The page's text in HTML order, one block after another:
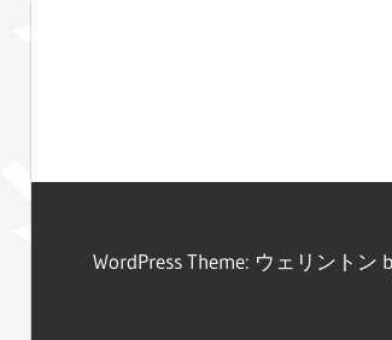
WordPress Theme: ウェリントン